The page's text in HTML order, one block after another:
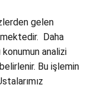
gelen
Daha
analizi
Bu işlemin